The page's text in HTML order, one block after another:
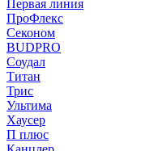
Первая линия
ПроФлекс
Секоном
BUDPRO
Соудал
Титан
Трис
Ультима
Хаусер
П плюс